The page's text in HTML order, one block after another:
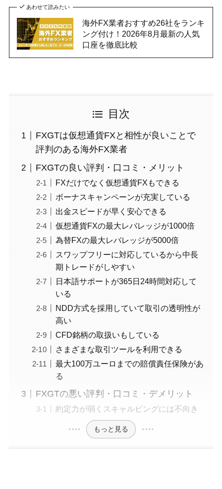
あわせて読みたい
海外FX業者おすすめ26社をランキ
ング付け！2026年8月最新の人気
口座を徹底比較
目次
FXGTは仮想通貨FXと相性が良いことで
評判のある海外FX業者
FXGTの良い評判・口コミ・メリット
FXだけでなく仮想通貨FXもできる
ボーナスキャンペーンが充実している
出金スピードが早く安心できる
仮想通貨FXの最大レバレッジが1000倍
為替FXの最大レバレッジが5000倍
スワップフリーに対応しているから中長
期トレードがしやすい
日本語サポートが365日24時間対応して
いる
NDD方式を採用していて取引の透明性が
高い
CFD銘柄の取扱いもしている
さまざまな取引ツールを利用できる
最大100万ユーロまでの賠償責任保険があ
る
FXGTの悪い評判・口コミ・デメリット
約定力が弱くスキャルピングには不向き
もっと見る